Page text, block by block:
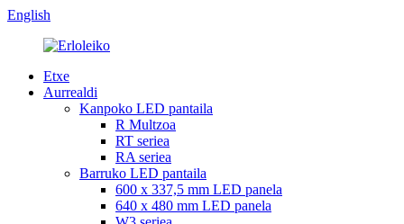
English
Etxe
Aurrealdi
Kanpoko LED pantaila
R Multzoa
RT seriea
RA seriea
Barruko LED pantaila
600 x 337,5 mm LED panela
640 x 480 mm LED panela